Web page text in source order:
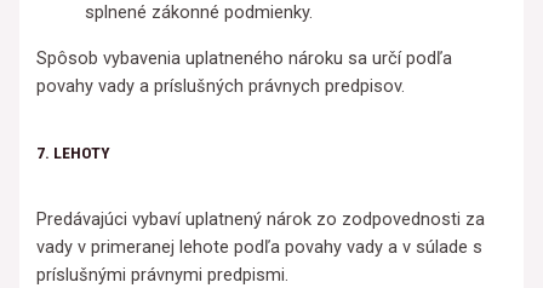
splnené zákonné podmienky.
Spôsob vybavenia uplatneného nároku sa určí podľa
povahy vady a príslušných právnych predpisov.
7. LEHOTY
Predávajúci vybaví uplatnený nárok zo zodpovednosti za
vady v primeranej lehote podľa povahy vady a v súlade s
príslušnými právnymi predpismi.